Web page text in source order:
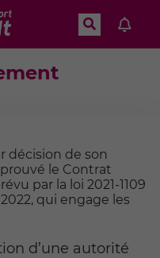
décision de son
le Contrat
par la loi 2021-1109
qui engage les
d’une autorité